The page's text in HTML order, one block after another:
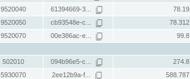
9520040 61394669-3... 78.19
9520050 cb93548e-c... 78.312
9520070 00e386ac-e... 99.8
502010 094b96e5-c... 274.8
5930070 2ee12b9a-f... 588.787